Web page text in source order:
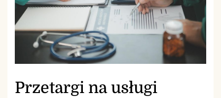
Przetargi na usługi